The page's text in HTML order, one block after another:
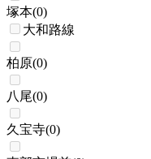
塚本(0)
大和路線
柏原(0)
八尾(0)
久宝寺(0)